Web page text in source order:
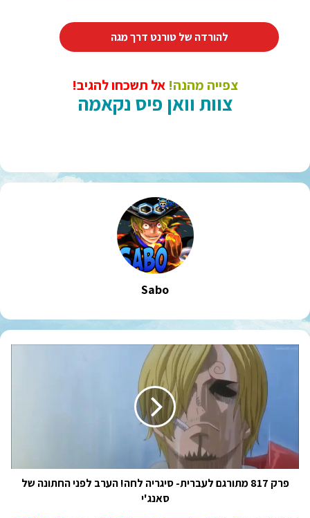
להורדה של טורנט דרך מגה
צפייה מהנה! אל תשכחו להגיב!
צוות וואן פיס נקאמה
Sabo
פרק
מתורגם
לעברית-
לפני
החתונה
של
פרק 817 מתורגם לעברית- סיגריה לחה! הערב לפני החתונה של
סאנג'י